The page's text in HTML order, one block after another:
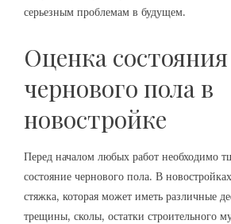
серьезным проблемам в будущем.
Оценка состояния
чернового пола в
новостройке
Перед началом любых работ необходимо
состояние чернового пола. В
стяжка, которая может иметь различные
трещины, сколы, остатки строительного